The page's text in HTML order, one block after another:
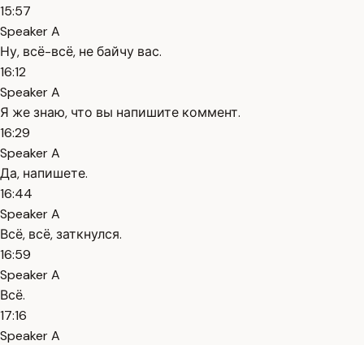
15:57
Speaker A
Ну, всё-всё, не байчу вас.
16:12
Speaker A
Я же знаю, что вы напишите коммент.
16:29
Speaker A
Да, напишете.
16:44
Speaker A
Всё, всё, заткнулся.
16:59
Speaker A
Всё.
17:16
Speaker A